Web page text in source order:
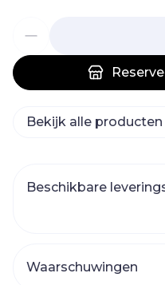
Bekijk alle
Beschikbare
Waarschuwingen